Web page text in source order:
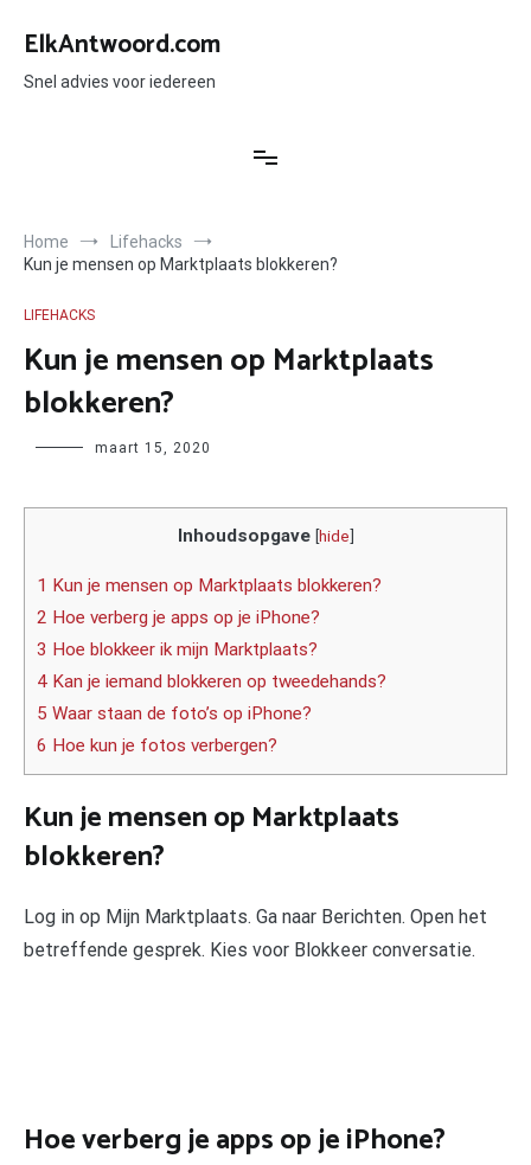
naar
inhoud
ElkAntwoord.com
Snel advies voor iedereen
Home
Lifehacks
Kun je mensen op Marktplaats blokkeren?
LIFEHACKS
Kun je mensen op Marktplaats
blokkeren?
Author maart 15, 2020
Inhoudsopgave [hide]
1 Kun je mensen op Marktplaats blokkeren?
2 Hoe verberg je apps op je iPhone?
3 Hoe blokkeer ik mijn Marktplaats?
4 Kan je iemand blokkeren op tweedehands?
5 Waar staan de foto’s op iPhone?
6 Hoe kun je fotos verbergen?
Kun je mensen op Marktplaats
blokkeren?
Log in op Mijn Marktplaats. Ga naar Berichten. Open het
betreffende gesprek. Kies voor Blokkeer conversatie.
Hoe verberg je apps op je iPhone?